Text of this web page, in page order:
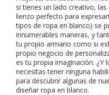
si tienes un lado creativo,
lienzo perfecto para
tipos de ropa en blanco) se
innumerables maneras, y
tu propio armario como si
propio negocio de
es tu propia imaginación. ¿Y
necesitas tener ninguna
para descubrir algunas de
diseñar ropa en blanco.